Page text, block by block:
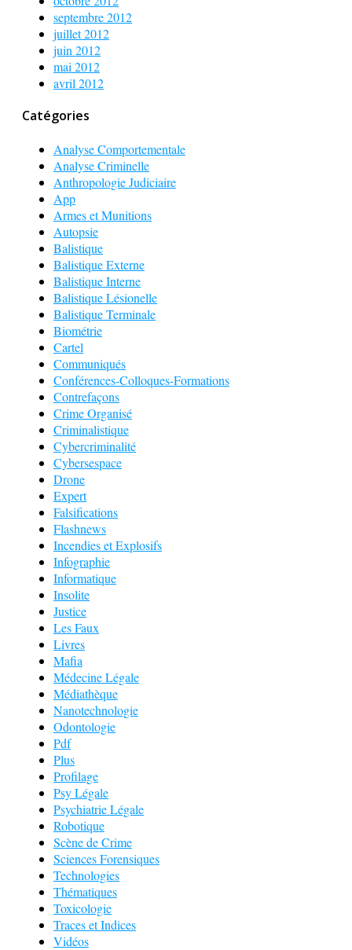
septembre 2012
juillet 2012
juin 2012
mai 2012
avril 2012
Catégories
Analyse Comportementale
Analyse Criminelle
Anthropologie Judiciaire
App
Armes et Munitions
Autopsie
Balistique
Balistique Externe
Balistique Interne
Balistique Lésionelle
Balistique Terminale
Biométrie
Cartel
Communiqués
Conférences-Colloques-Formations
Contrefaçons
Crime Organisé
Criminalistique
Cybercriminalité
Cybersespace
Drone
Expert
Falsifications
Flashnews
Incendies et Explosifs
Infographie
Informatique
Insolite
Justice
Les Faux
Livres
Mafia
Médecine Légale
Médiathèque
Nanotechnologie
Odontologie
Pdf
Plus
Profilage
Psy Légale
Psychiatrie Légale
Robotique
Scène de Crime
Sciences Forensiques
Technologies
Thématiques
Toxicologie
Traces et Indices
Vidéos